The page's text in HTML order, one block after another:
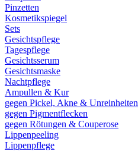
Pinzetten
Kosmetikspiegel
Sets
Gesichtspflege
Tagespflege
Gesichtsserum
Gesichtsmaske
Nachtpflege
Ampullen & Kur
gegen Pickel, Akne & Unreinheiten
gegen Pigmentflecken
gegen Rötungen & Couperose
Lippenpeeling
Lippenpflege